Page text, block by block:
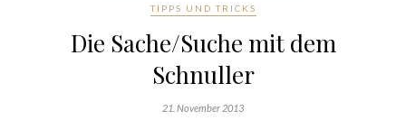
TIPPS UND TRICKS
Die Sache/Suche mit dem
Schnuller
21. November 2013